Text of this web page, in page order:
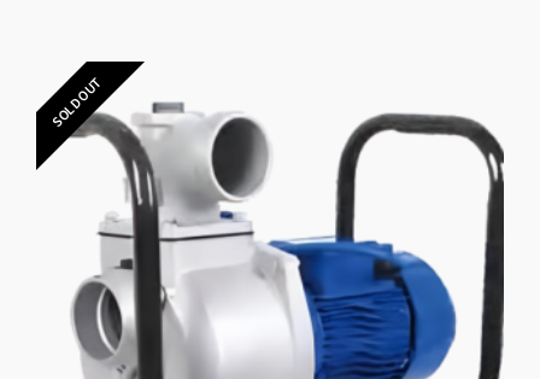
SOLD OUT